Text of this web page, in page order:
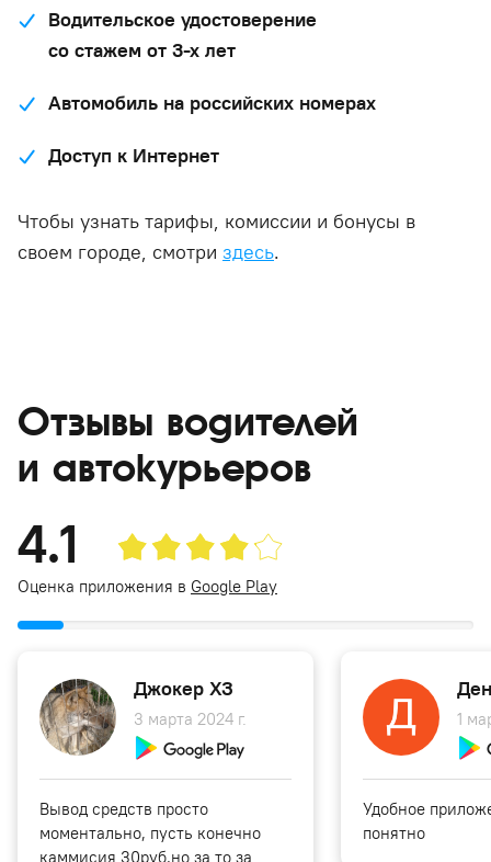
Водительское удостоверение
со стажем от 3-х лет
Автомобиль на российских номерах
Доступ к Интернет
Чтобы узнать тарифы, комиссии и бонусы в
своем городе, смотри здесь.
Отзывы водителей
и автокурьеров
4.1
Оценка приложения в Google Play
Джокер ХЗ
3 марта 2024 г.
Вывод средств просто
моментально, пусть конечно
каммисия 30руб,но за то за
1
Удобное
понятно